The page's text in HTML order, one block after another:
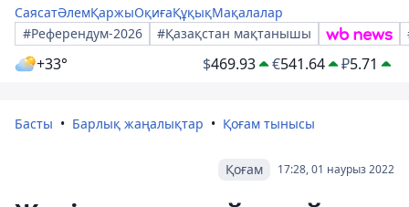
СаясатӘлемҚаржыОқиғаҚұқықМақалалар
#Референдум-2026
#Қазақстан мақтанышы
+33° $469.93 €541.64 ₽5.71
Басты Барлық жаңалықтар Қоғам тынысы
17:28, 01 наурыз 2022
Қоғам